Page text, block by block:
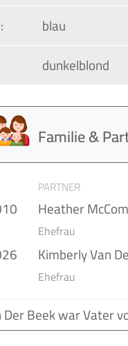
blau
dunkelblond
Familie &
PARTNER
Heather
Ehefrau
Kimberly Van
Ehefrau
Der Beek war Vater